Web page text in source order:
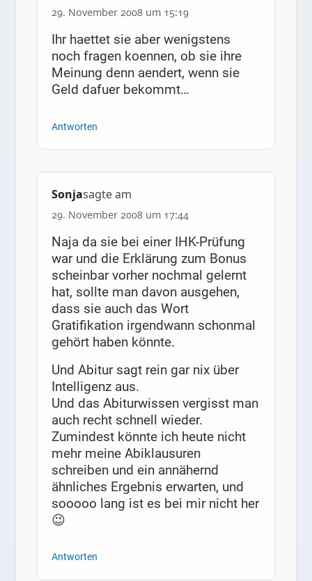
29. November 2008 um 15:19
Ihr haettet sie aber wenigstens
noch fragen koennen, ob sie ihre
Meinung denn aendert, wenn sie
Geld dafuer bekommt…
Antworten
Sonjasagte am
29. November 2008 um 17:44
Naja da sie bei einer IHK-Prüfung
war und die Erklärung zum Bonus
scheinbar vorher nochmal gelernt
hat, sollte man davon ausgehen,
dass sie auch das Wort
Gratifikation irgendwann schonmal
gehört haben könnte.
Und Abitur sagt rein gar nix über
Intelligenz aus.
Und das Abiturwissen vergisst man
auch recht schnell wieder.
Zumindest könnte ich heute nicht
mehr meine Abiklausuren
schreiben und ein annähernd
ähnliches Ergebnis erwarten, und
sooooo lang ist es bei mir nicht her
😉
Antworten